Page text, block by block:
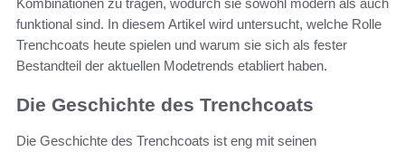
funktional sind. In diesem Artikel wird untersucht, welche Rolle
Trenchcoats heute spielen und warum sie sich als fester
Bestandteil der aktuellen Modetrends etabliert haben.
Die Geschichte des Trenchcoats
Die Geschichte des Trenchcoats ist eng mit seinen